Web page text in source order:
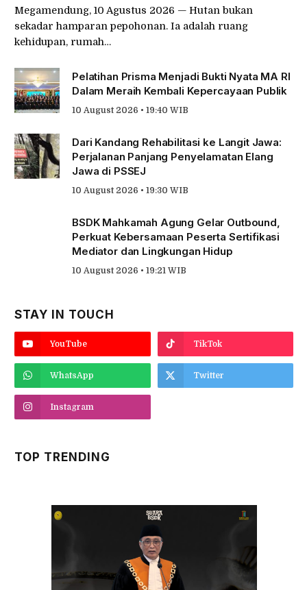
Megamendung, 10 Agustus 2026 — Hutan bukan
sekadar hamparan pepohonan. Ia adalah ruang
kehidupan, rumah…
Pelatihan Prisma Menjadi Bukti Nyata MA RI
Dalam Meraih Kembali Kepercayaan Publik
10 August 2026 • 19:40 WIB
Dari Kandang Rehabilitasi ke Langit Jawa:
Perjalanan Panjang Penyelamatan Elang
Jawa di PSSEJ
10 August 2026 • 19:30 WIB
BSDK Mahkamah Agung Gelar Outbound,
Perkuat Kebersamaan Peserta Sertifikasi
Mediator dan Lingkungan Hidup
10 August 2026 • 19:21 WIB
STAY IN TOUCH
YouTube TikTok
WhatsApp Twitter
Instagram
TOP TRENDING